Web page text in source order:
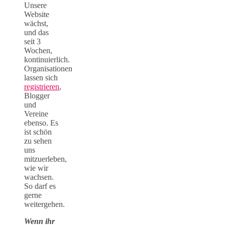
Unsere
Website
wächst,
und das
seit 3
Wochen,
kontinuierlich.
Organisationen
lassen sich
registrieren,
Blogger
und
Vereine
ebenso. Es
ist schön
zu sehen
uns
mitzuerleben,
wie wir
wachsen.
So darf es
gerne
weitergehen.
Wenn ihr